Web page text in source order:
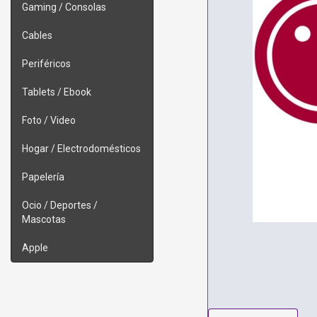
Gaming / Consolas
Cables
Periféricos
Tablets / Ebook
Foto / Video
Hogar / Electrodomésticos
Papelería
Ocio / Deportes /
Mascotas
Apple